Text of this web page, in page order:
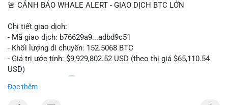
🚨 CẢNH BÁO WHALE ALERT - GIAO DỊCH BTC LỚN
Chi tiết giao dịch:
- Mã giao dịch: b76629a9...adbd9c51
- Khối lượng di chuyển: 152.5068 BTC
- Giá trị ước tính: $9,929,802.52 USD (theo thị giá $65,110.54
USD)
- Thời gian: 17:20
Nhận định phân tích hành vi của Cá voi dựa trên giao dịch này:
Đọc thêm